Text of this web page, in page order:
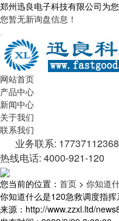
郑州迅良电子科技有限公司为
您暂无新询盘信息！
网站首页
产品中心
新闻中心
关于我们
联系我们
业务联系: 17737112368
热线电话: 4000-921-120
您当前的位置： 首页 > 你知道
你知道什么是120急救调度指挥
来源：http://www.zzxl.ltd/